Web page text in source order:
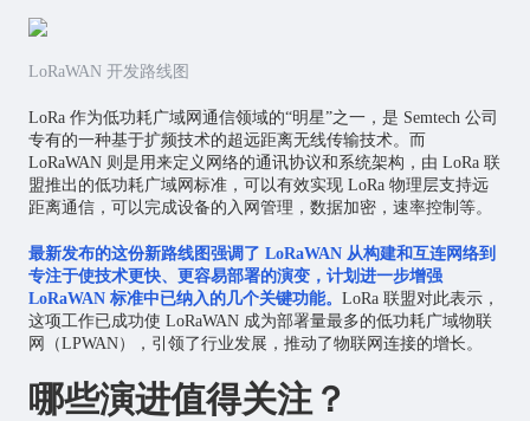
LoRaWAN 开发路线图
LoRa 作为低功耗广域网通信领域的“明星”之一，是 Semtech 公司
专有的一种基于扩频技术的超远距离无线传输技术。而
LoRaWAN 则是用来定义网络的通讯协议和系统架构，由 LoRa 联
盟推出的低功耗广域网标准，可以有效实现 LoRa 物理层支持远
距离通信，可以完成设备的入网管理，数据加密，速率控制等。
最新发布的这份新路线图强调了 LoRaWAN 从构建和互连网络到
专注于使技术更快、更容易部署的演变，计划进一步增强
LoRaWAN 标准中已纳入的几个关键功能。 LoRa 联盟对此表示，
这项工作已成功使 LoRaWAN 成为部署量最多的低功耗广域物联
网
（LPWAN），引领了行业发展，推动了物联网连接的增长。
哪些演进值得关注？